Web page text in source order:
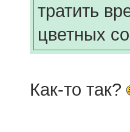
тратить
цветных
Как-то так?